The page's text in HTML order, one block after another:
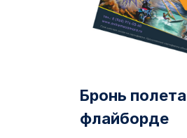
Бронь
флайборде